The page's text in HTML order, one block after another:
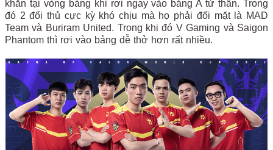
khăn tại vòng bảng khi rơi ngay vào bảng A tử thần. Trong
đó 2 đối thủ cực kỳ khó chịu mà họ phải đối mặt là MAD
Team và Buriram United. Trong khi đó V Gaming và Saigon
Phantom thì rơi vào bảng dễ thở hơn rất nhiều.